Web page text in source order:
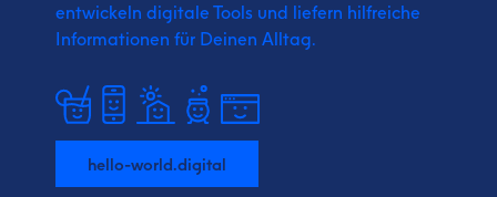
entwickeln digitale Tools und liefern hilfreiche
Informationen für Deinen Alltag.
hello-world.digital